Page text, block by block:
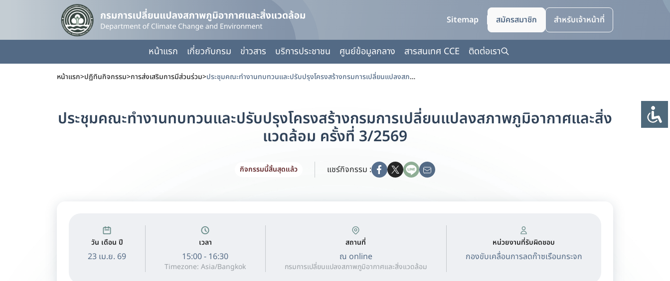
Sitemap สมัครสมาชิก สำหรับเจ้าหน้าที่
หน้าแรก เกี่ยวกับกรม ข่าวสาร บริการประชาชน ศูนย์ข้อมูลกลาง สารสนเทศ CCE ติดต่อเรา
หน้าแรก>ปฏิทินกิจกรรม>การส่งเสริมการมีส่วนร่วม> ประชุมคณะทำงานทบทวนและปรับปรุงโครงสร้างกรมการเปลี่ยนแปลงสภาพภูมิอากาศและสิ่งแวดล้อม ครั้งที่ 3/2569
ประชุมคณะทำงานทบทวนและปรับปรุงโครงสร้างกรมการเปลี่ยนแปลงสภาพภูมิอากาศและสิ่ง
แวดล้อม ครั้งที่ 3/2569
กิจกรรมนี้สิ้นสุดแล้ว แชร์กิจกรรม :
วัน เดือน ปี
23 เม.ย. 69
เวลา
15:00 - 16:30
Timezone: Asia/Bangkok
สถานที่
ณ online
กรมการเปลี่ยนแปลงสภาพภูมิอากาศและสิ่งแวดล้อม
หน่วยงานที่รับผิดชอบ
กองขับเคลื่อนการลดก๊าซเรือนกระจก